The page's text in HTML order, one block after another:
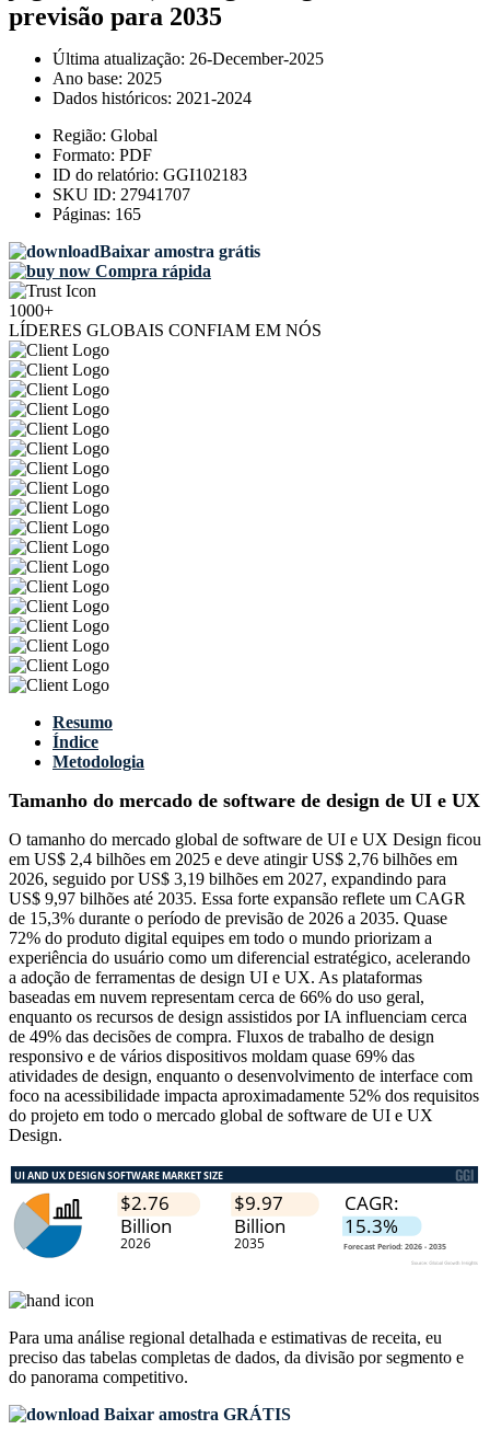
previsão para 2035
Última atualização: 26-December-2025
Ano base: 2025
Dados históricos: 2021-2024
Região: Global
Formato: PDF
ID do relatório: GGI102183
SKU ID: 27941707
Páginas: 165
Baixar amostra grátis
Compra rápida
1000+
LÍDERES GLOBAIS CONFIAM EM NÓS
Resumo
Índice
Metodologia
Tamanho do mercado de software de design de UI e UX
O tamanho do mercado global de software de UI e UX Design ficou
em US$ 2,4 bilhões em 2025 e deve atingir US$ 2,76 bilhões em
2026, seguido por US$ 3,19 bilhões em 2027, expandindo para
US$ 9,97 bilhões até 2035. Essa forte expansão reflete um CAGR
de 15,3% durante o período de previsão de 2026 a 2035. Quase
72% do produto digital equipes em todo o mundo priorizam a
experiência do usuário como um diferencial estratégico, acelerando
a adoção de ferramentas de design UI e UX. As plataformas
baseadas em nuvem representam cerca de 66% do uso geral,
enquanto os recursos de design assistidos por IA influenciam cerca
de 49% das decisões de compra. Fluxos de trabalho de design
responsivo e de vários dispositivos moldam quase 69% das
atividades de design, enquanto o desenvolvimento de interface com
foco na acessibilidade impacta aproximadamente 52% dos requisitos
do projeto em todo o mercado global de software de UI e UX
Design.
Para uma análise regional detalhada e estimativas de receita, eu
preciso das tabelas completas de dados, da divisão por segmento e
do panorama competitivo.
Baixar amostra GRÁTIS